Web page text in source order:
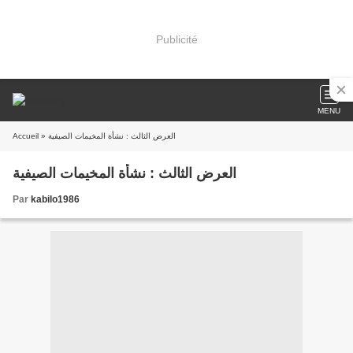
Publicité
MENU
Accueil » العرض الثالث : نشأة المخيمات الصيفية
العرض الثالث : نشأة المخيمات الصيفية
Par kabilo1986